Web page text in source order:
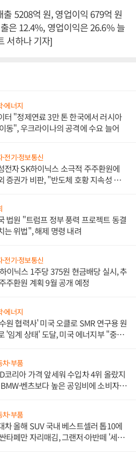
5208억 원, 영업이익 679억 원
은 12.4%, 영업이익은 26.6% 늘
서하나 기자]
에너지
터 "정제연료 3만 톤 한국에서 러시아
동", 우크라이나의 공격에 수요 늘어
·전기·정보통신
전자 SK하이닉스 소극적 주주환원에
증권가 비판, "반도체 호황 지속성 의
법원 "트럼프 정부 풍력 프로젝트 동결
는 위법", 해제 명령 내려
·전기·정보통신
이닉스 1주당 375원 현금배당 실시, 추
주환원 계획 9월 공개 예정
에너지
원 협력사' 미국 오클로 SMR 연구용 원
'임계 상태' 도달, 미국 에너지부 "중요
차·부품
코리아 가격 앞세워 수입차 4위 올랐지
벤츠보다 높은 공임비에 소비자
차·부품
차 올해 SUV 국내 베스트셀러 톱10에
타페만 자리매김, 그랜저·아반떼 '세단